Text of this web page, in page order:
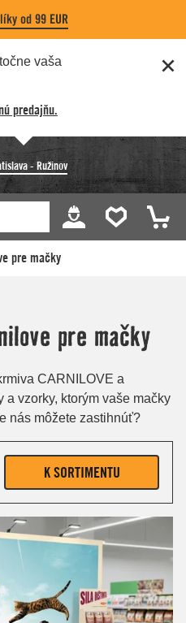
od 99 EUR
vaša
predajňu.
- Ružinov